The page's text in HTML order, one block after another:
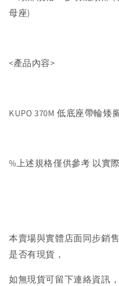
母座)
<產品內容>
KUPO 370M 低底座帶輪矮
%上述規格僅供參考 以實
本賣場與實體店面同步銷
是否有現貨，
如無現貨可留下連絡資訊